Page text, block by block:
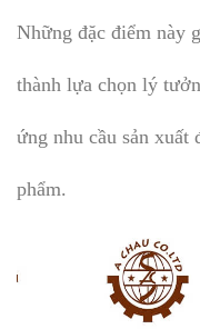
Những đặc điểm này
thành lựa chọn lý
ứng nhu cầu sản xuất
phẩm.